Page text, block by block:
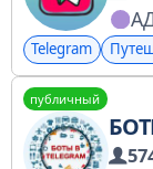
Telegram
публичный